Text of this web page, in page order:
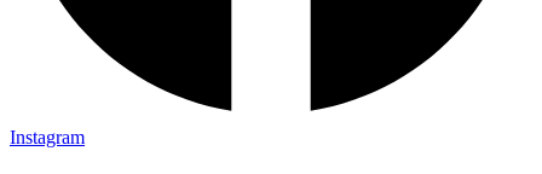
Instagram